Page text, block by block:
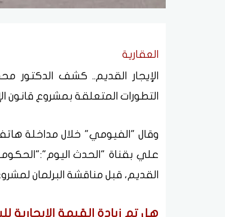
العقارية
الإيجار القديم.. كشف الدكتور
التطورات المتعلقة بمشروع قانون
وقال "الفيومي" خلال مداخلة
علي بقناة "الحدث
القديم، قبل مناقشة البرلمان
هل تم زيادة القيمة الإيجارية